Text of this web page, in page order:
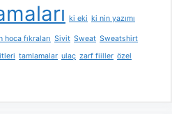
ki eki ki nin yazımı
hoca fıkraları Sivit Sweat Sweatshirt
tamlamalar ulaç zarf fiiller özel